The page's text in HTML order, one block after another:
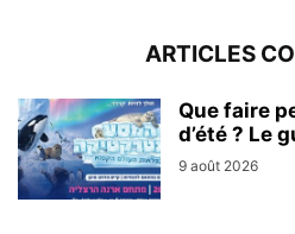
ARTICLES
Que faire
d’été ? Le
9 août 2026